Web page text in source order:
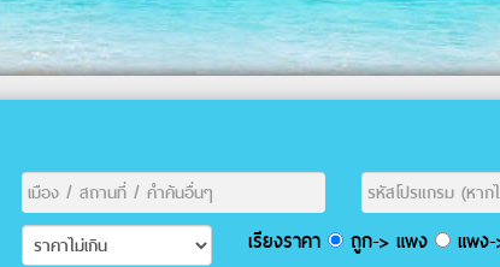
เรียงราคา ถูก-> แพง แพง-